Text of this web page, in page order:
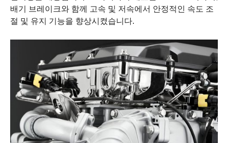
배기 브레이크와 함께 고속 및 저속에서 안정적인 속도 조
절 및 유지 기능을 향상시켰습니다.